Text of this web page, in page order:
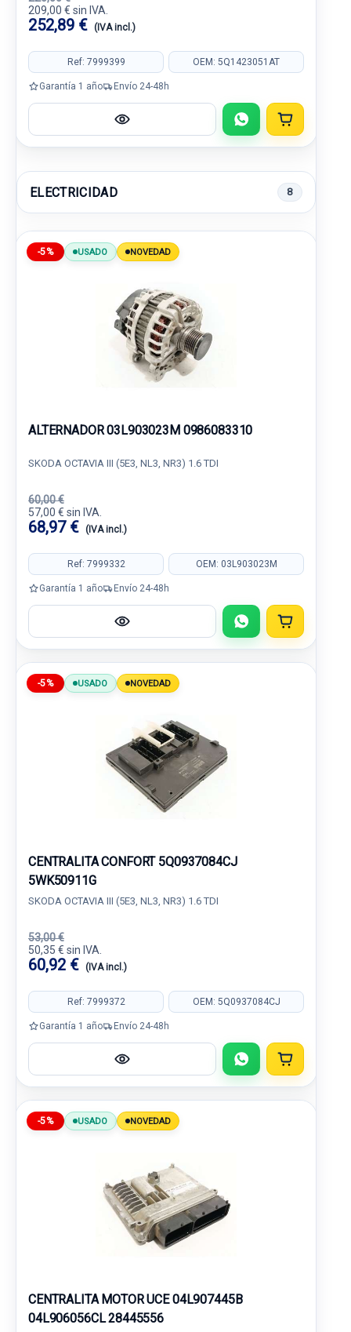
209,00 € sin IVA.
252,89 € (IVA incl.)
Ref: 7999399 OEM: 5Q1423051AT
Garantía 1 año Envío 24-48h
ELECTRICIDAD 8
-5% USADO NOVEDAD
ALTERNADOR 03L903023M 0986083310
SKODA OCTAVIA III (5E3, NL3, NR3) 1.6 TDI
60,00 €
57,00 € sin IVA.
68,97 € (IVA incl.)
Ref: 7999332 OEM: 03L903023M
Garantía 1 año Envío 24-48h
-5% USADO NOVEDAD
CENTRALITA CONFORT 5Q0937084CJ
5WK50911G
SKODA OCTAVIA III (5E3, NL3, NR3) 1.6 TDI
53,00 €
50,35 € sin IVA.
60,92 € (IVA incl.)
Ref: 7999372 OEM: 5Q0937084CJ
Garantía 1 año Envío 24-48h
-5% USADO NOVEDAD
CENTRALITA MOTOR UCE 04L907445B
04L906056CL 28445556